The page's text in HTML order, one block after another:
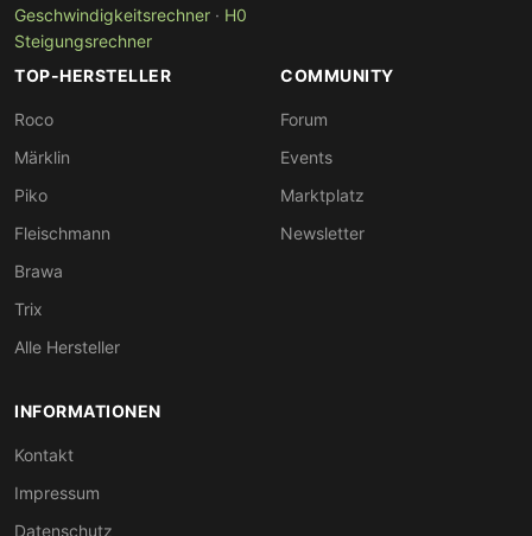
Geschwindigkeitsrechner · H0
Steigungsrechner
TOP-HERSTELLER
Roco
Märklin
Piko
Fleischmann
Brawa
Trix
Alle Hersteller
COMMUNITY
Forum
Events
Marktplatz
Newsletter
INFORMATIONEN
Kontakt
Impressum
Datenschutz